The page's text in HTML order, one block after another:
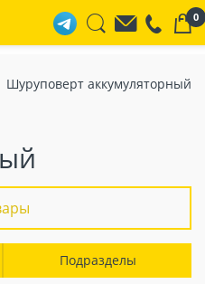
0
Шуруповерт аккумуляторный
Подразделы